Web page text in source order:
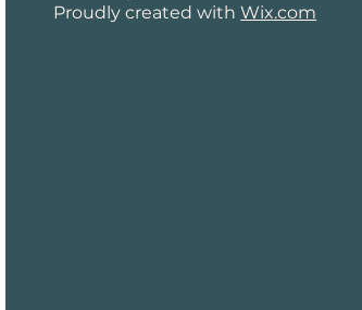
Proudly created withWix.com